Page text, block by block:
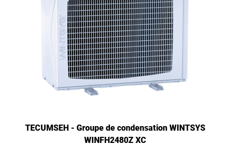
TECUMSEH - Groupe de condensation WINTSYS
WINFH2480Z XC